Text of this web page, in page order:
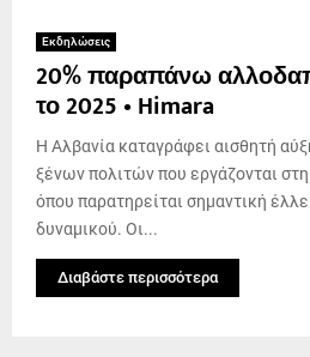
Εκδηλώσεις
20% παραπάνω
το 2025 • Himara
Η Αλβανία καταγράφει αισθητή
ξένων πολιτών που εργάζονται
όπου παρατηρείται σημαντική
δυναμικού. Οι...
Διαβάστε περισσότερα